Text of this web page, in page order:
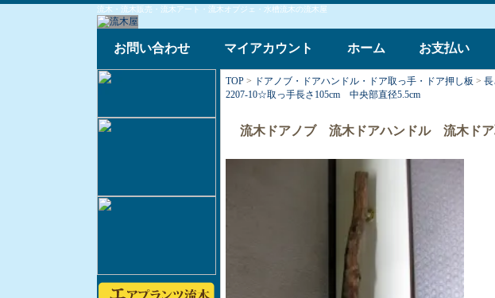
流木・流木販売・流木アート・流木オブジェ・水槽流木の流木屋
お問い合わせ マイアカウント ホーム お支払い
TOP > ドアノブ・ドアハンドル・ドア取っ手・ドア押し板 > 長
2207-10☆取っ手長さ105cm 中央部直径5.5cm
流木ドアノブ 流木ドアハンドル 流木ド